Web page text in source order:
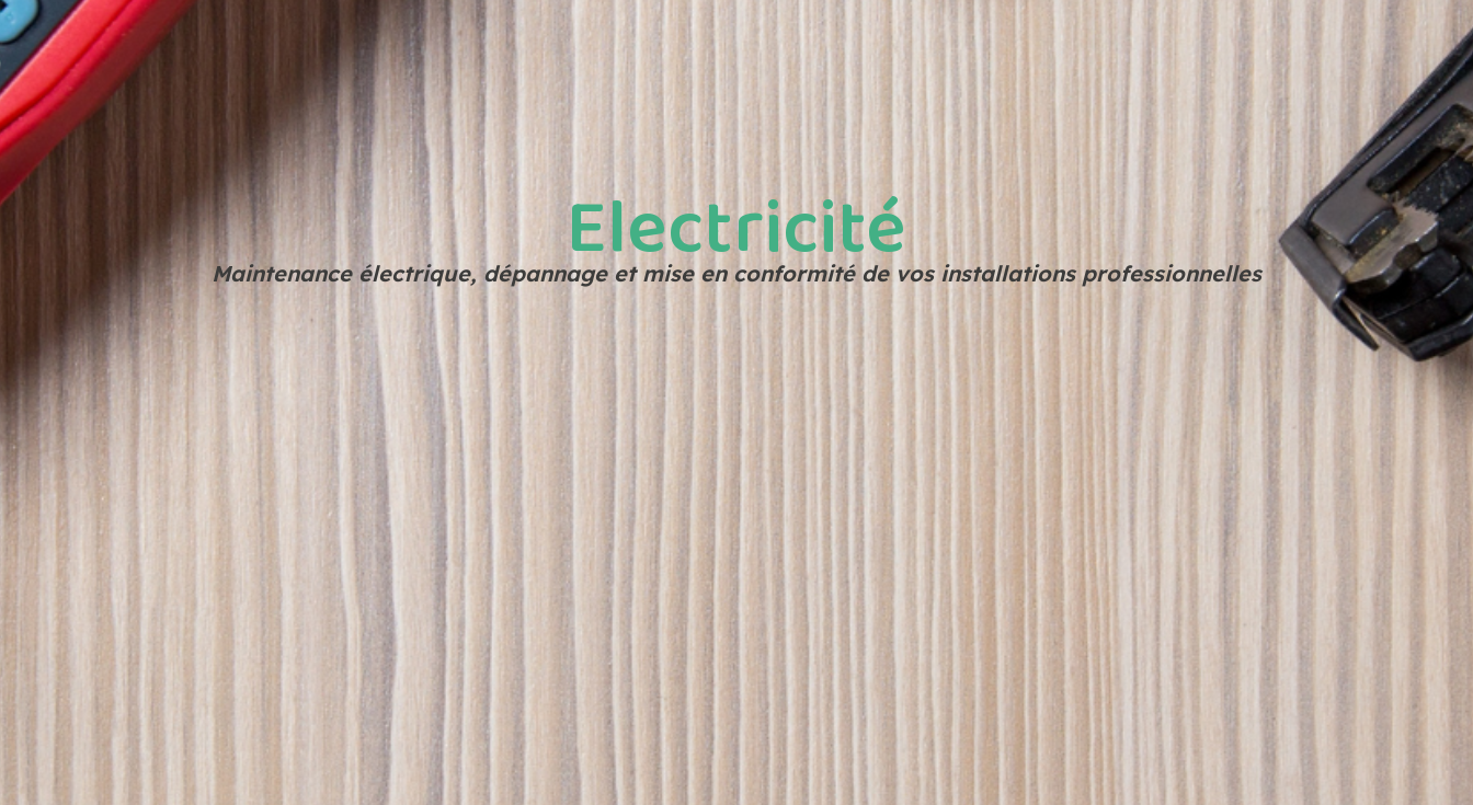
Electricité
Maintenance électrique, dépannage et mise en conformité de vos installations professionnelles